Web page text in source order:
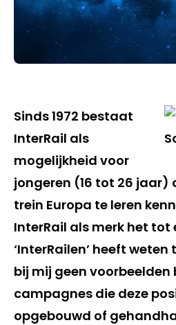
Sinds 1972 bestaat
InterRail als
mogelijkheid voor
jongeren (16 tot 26 jaar)
trein Europa te leren
InterRail als merk het tot
‘InterRailen’ heeft weten
bij mij geen voorbeelden
campagnes die deze
opgebouwd of